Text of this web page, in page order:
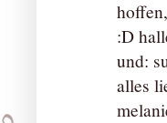
:D
und:
alles